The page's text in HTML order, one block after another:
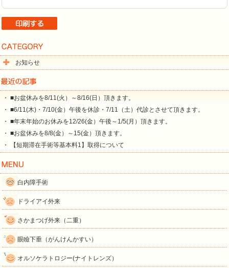
お知らせ
・ ■お盆休みを8/11(火）～8/16(日）頂きます。
・ ■6/11(木)・7/10(金）午後を休診・7/11（土）代診とさせて頂きます。
・ ■年末年始のお休みを12/26(金）午後～1/5(月）頂きます。
・ ■お盆休みを8/8(金）～15(金）頂きます。
・ 【短期滞在手術等基本料1】取得について
白内障手術
ドライアイ外来
さかまつげ外来（二重）
眼瞼下垂（がんけんかすい）
オルソケラトロジー(ナイトレンズ）